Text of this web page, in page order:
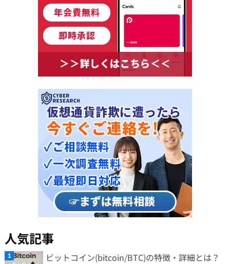
人気記事
ビットコイン(bitcoin/BTC)の特徴・詳細とは？